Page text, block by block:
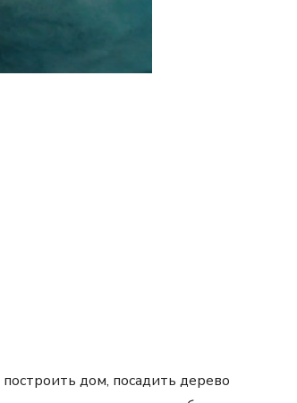
дом, посадить дерево